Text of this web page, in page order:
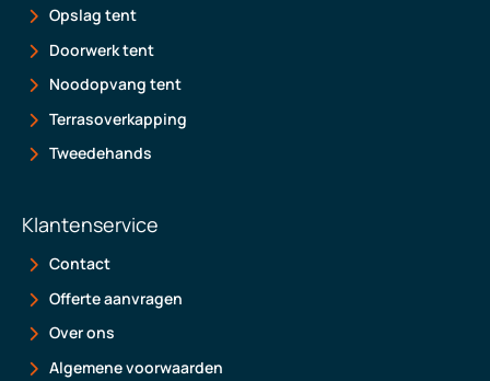
Opslag tent
Doorwerk tent
Noodopvang tent
Terrasoverkapping
Tweedehands
Klantenservice
Contact
Offerte aanvragen
Over ons
Algemene voorwaarden